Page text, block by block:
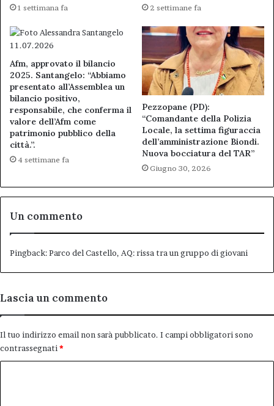
1 settimana fa 2 settimane fa
Afm, approvato il bilancio
2025. Santangelo: “Abbiamo
presentato all’Assemblea un
bilancio positivo,
responsabile, che conferma il
valore dell’Afm come
patrimonio pubblico della
città.”.
4 settimane fa
Pezzopane (PD):
“Comandante della Polizia
Locale, la settima figuraccia
dell’amministrazione Biondi.
Nuova bocciatura del TAR”
Giugno 30, 2026
Un commento
Pingback:Parco del Castello, AQ: rissa tra un gruppo di giovani
Lascia un commento
Il tuo indirizzo email non sarà pubblicato. I campi obbligatori sono
contrassegnati *